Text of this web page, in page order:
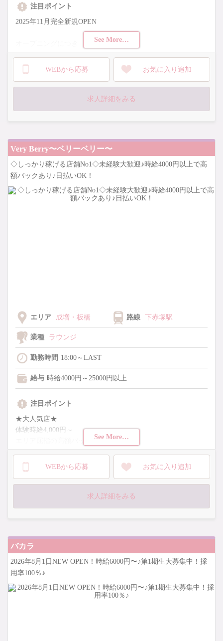
See More…
注目ポイント
2025年11月完全新規OPEN
入店するだけで10万円GET確定です
完全新規OPENのお店なので
店内もとっても綺麗です
なんと+で高額バックをご用意
WEBから応募 お気に入り追加
求人詳細をみる
Very Berry〜ベリーベリー〜
◇しっかり稼げる店舗No1◇未経験大歓迎♪時給4000円以上で高
額バックあり♪日払いOK！
エリア 成増・板橋 路線 下赤塚駅
業種 ラウンジ
勤務時間 18:00～LAST
給与 時給4000円～25000円以上
See More…
注目ポイント
★大人気店★
体験時給4,000円～
◇時給保証
◇日払い可能
◇見学・体験入店OK
◇入店祝金あり
◇ノルマなし
◇都内美容/ネイル代補助
ご応募お待ちしております
WEBから応募 お気に入り追加
求人詳細をみる
バカラ
2026年8月1日NEW OPEN！時給6000円〜♪第1期生大募集中！採
用率100％♪